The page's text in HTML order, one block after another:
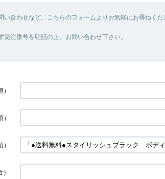
合わせなど、こちらのフォームよりお気軽にお尋ねくだ
注番号を明記の上、お問い合わせ下さい。
）
）
）